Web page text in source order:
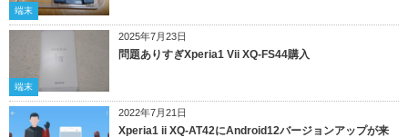
端末
2025年7月23日
端末
問題ありすぎXperia1 Vii XQ-FS44購入
2022年7月21日
Xperia1 ii XQ-AT42にAndroid12バージョンアップが来